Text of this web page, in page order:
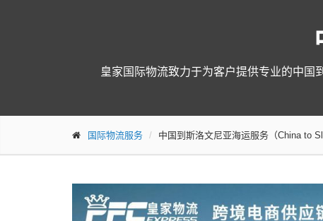
皇家国际物流致力于为客户提供专业的中
国际物流服务 中国到斯洛文尼亚海运服务（China to